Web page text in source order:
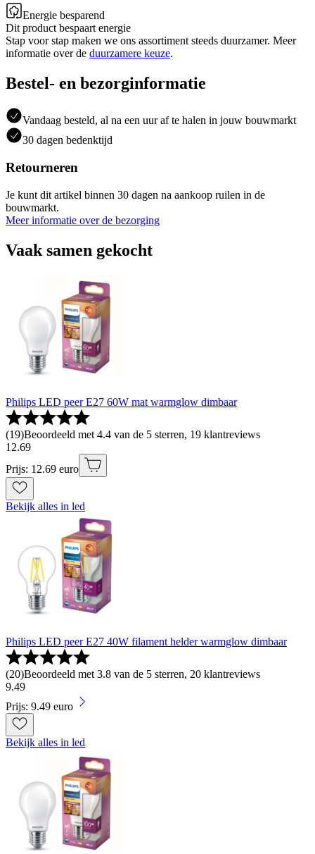
Energie besparend
Dit product bespaart energie
Stap voor stap maken we ons assortiment steeds duurzamer. Meer
informatie over de duurzamere keuze.
Bestel- en bezorginformatie
Vandaag besteld, al na een uur af te halen in jouw bouwmarkt
30 dagen bedenktijd
Retourneren
Je kunt dit artikel binnen 30 dagen na aankoop ruilen in de
bouwmarkt.
Meer informatie over de bezorging
Vaak samen gekocht
Philips LED peer E27 60W mat warmglow dimbaar
(19)Beoordeeld met 4.4 van de 5 sterren, 19 klantreviews
12.69
Prijs: 12.69 euro
Bekijk alles in led
Philips LED peer E27 40W filament helder warmglow dimbaar
(20)Beoordeeld met 3.8 van de 5 sterren, 20 klantreviews
9.49
Prijs: 9.49 euro
Bekijk alles in led